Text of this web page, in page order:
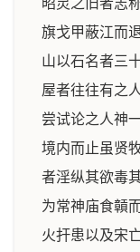
昭灵之旧者志
旗戈甲蔽江而
山以石名者三
屋者往往有之
尝试论之人神
境内而止虽贤
者淫纵其欲毒
为常神庙食贑
火扞患以及宋